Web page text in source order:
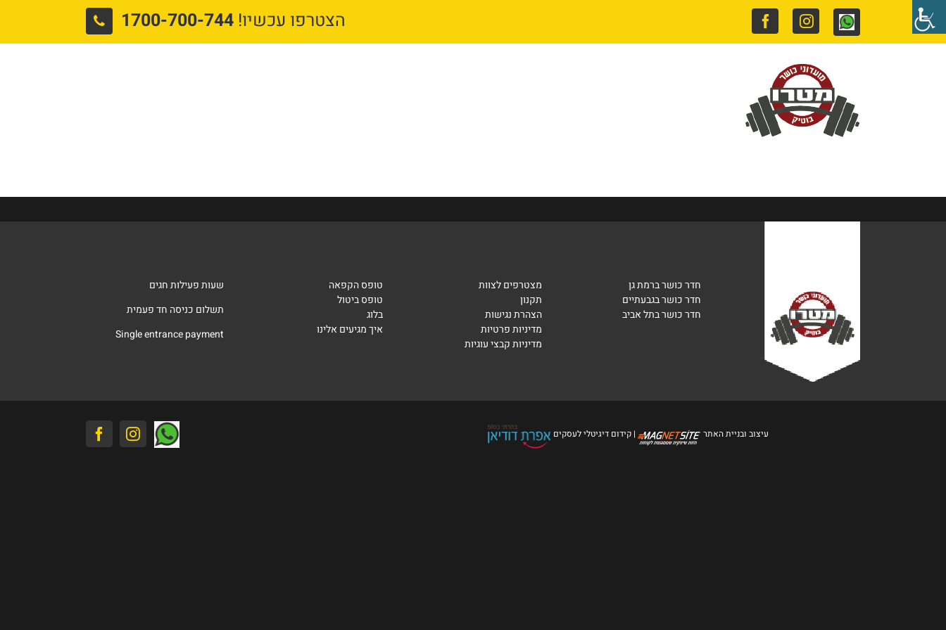
Whatsapp
Instagram הצטרפו עכשיו! 1700-700-744
חדר כושר ברמת גן
חדר כושר בגבעתיים
חדר כושר בתל אביב
מצטרפים לצוות
תקנון
הצהרת נגישות
מדיניות פרטיות
מדיניות קבצי עוגיות
טופס הקפאה
טופס ביטול
בלוג
איך מגיעים אלינו
שעות פעילות חגים
תשלום כניסה חד פעמית
Single entrance payment
עיצוב ובניית האתר | קידום דיגיטלי לעסקים Whatsapp
Instagram
Facebook